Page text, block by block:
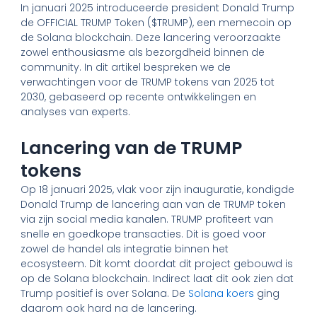
In januari 2025 introduceerde president Donald Trump
de OFFICIAL TRUMP Token ($TRUMP), een memecoin op
de Solana blockchain. Deze lancering veroorzaakte
zowel enthousiasme als bezorgdheid binnen de
community. In dit artikel bespreken we de
verwachtingen voor de TRUMP tokens van 2025 tot
2030, gebaseerd op recente ontwikkelingen en
analyses van experts.
Lancering van de TRUMP
tokens
Op 18 januari 2025, vlak voor zijn inauguratie, kondigde
Donald Trump de lancering aan van de TRUMP token
via zijn social media kanalen. TRUMP profiteert van
snelle en goedkope transacties. Dit is goed voor
zowel de handel als integratie binnen het
ecosysteem. Dit komt doordat dit project gebouwd is
op de Solana blockchain. Indirect laat dit ook zien dat
Trump positief is over Solana. De Solana koers ging
daarom ook hard na de lancering.